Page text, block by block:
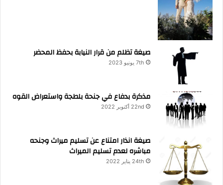
صيغة تظلم من قرار النيابة بحفظ المحضر
7th يونيو 2023
مذكرة بدفاع في جنحة بلطجة واستعراض القوه
22nd أكتوبر 2022
صيغة انذار امتناع عن تسليم ميراث وجنحه
مباشره لعدم تسليم الميراث
24th يناير 2022